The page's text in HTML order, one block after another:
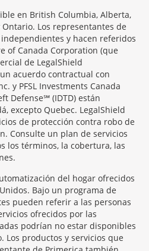
en British Columbia, Alberta,
Los representantes de
y hacen referidos
of Canada Corporation (que
de LegalShield
acuerdo contractual con
y PFSL Investments Canada
Defense℠ (IDTD) están
excepto Quebec. LegalShield
de protección contra robo de
Consulte un plan de servicios
los términos, la cobertura, las
del hogar ofrecidos
Bajo un programa de
pueden referir a las personas
ofrecidos por las
podrían no estar disponibles
Los productos y servicios que